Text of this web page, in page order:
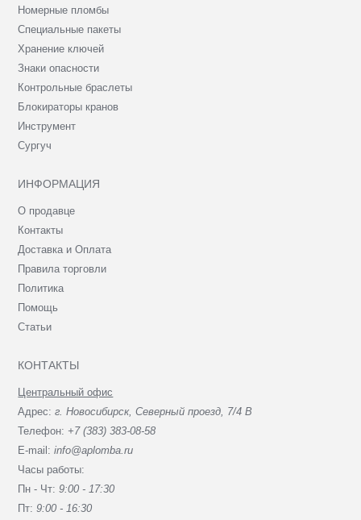
Номерные пломбы
Специальные пакеты
Хранение ключей
Знаки опасности
Контрольные браслеты
Блокираторы кранов
Инструмент
Сургуч
ИНФОРМАЦИЯ
О продавце
Контакты
Доставка и Оплата
Правила торговли
Политика
Помощь
Статьи
КОНТАКТЫ
Центральный офис
Адрес:г. Новосибирск, Северный проезд, 7/4 В
Телефон: +7 (383) 383-08-58
E-mail:info@aplomba.ru
Часы работы:
Пн - Чт:9:00 - 17:30
Пт:9:00 - 16:30